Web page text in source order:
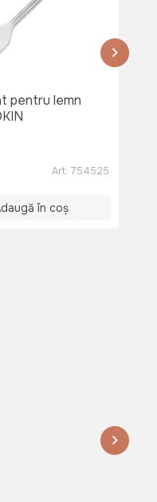
pentru lemn
Art: 754525
în coș